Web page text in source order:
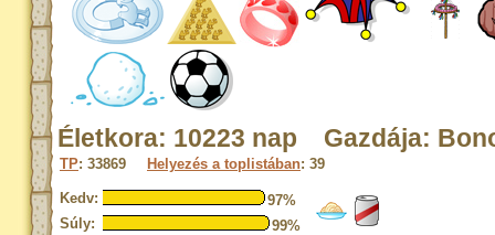
Életkora: 10223 nap Gazdája:
TP: 33869 Helyezés a toplistában: 39
Kedv:
97%
Súly:
99%